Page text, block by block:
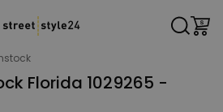
Florida 1029265 -